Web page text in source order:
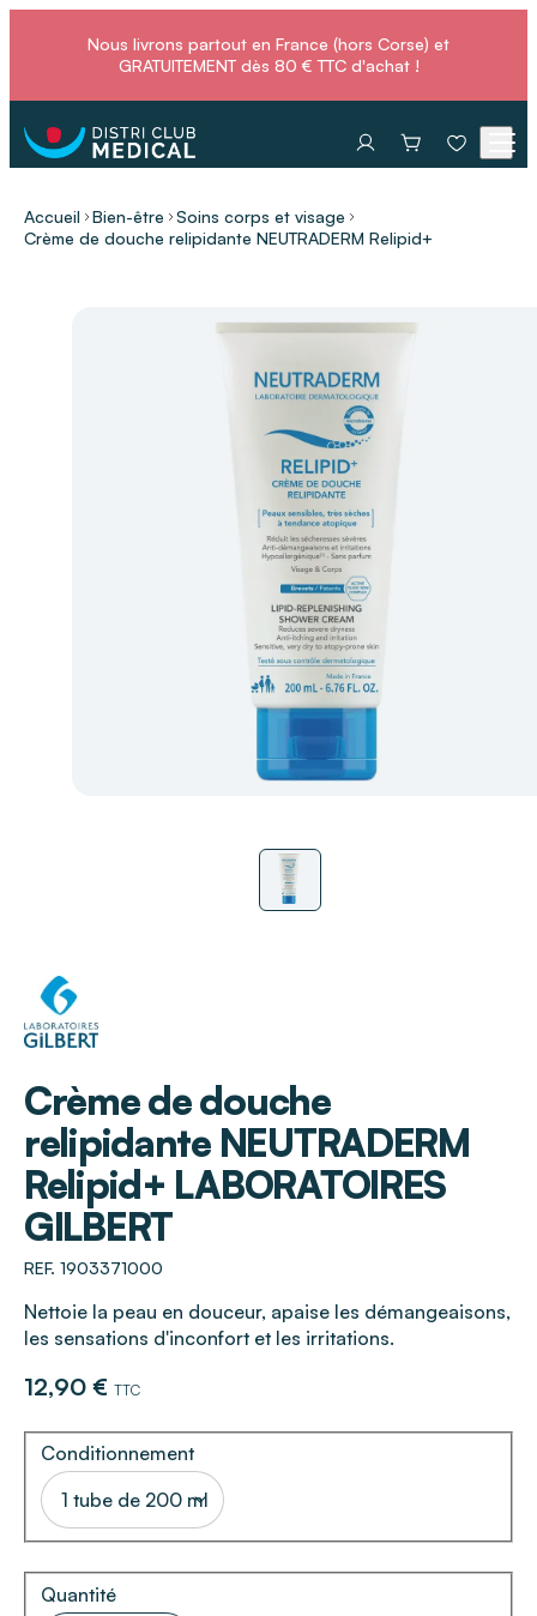
Nous livrons partout en France (hors Corse) et
GRATUITEMENT dès 80 € TTC d'achat !
Accueil Bien-être
Soins corps et visage
Crème de douche relipidante NEUTRADERM Relipid+
Crème de douche
relipidante NEUTRADERM
Relipid+ LABORATOIRES
GILBERT
REF. 1903371000
Nettoie la peau en douceur, apaise les démangeaisons,
les sensations d'inconfort et les irritations.
12,90 € TTC
Conditionnement
1 tube de 200 ml
Quantité